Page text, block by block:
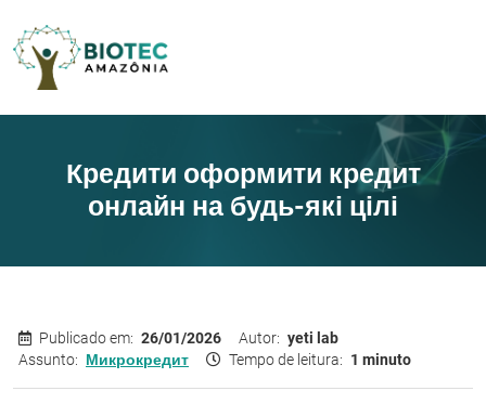
Кредити оформити кредит
онлайн на будь-які цілі
Publicado em: 26/01/2026 Autor: yeti lab
Assunto: Микрокредит Tempo de leitura: 1 minuto